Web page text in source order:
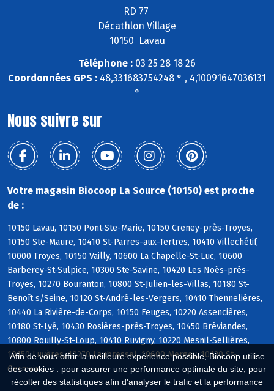
Afin de vous offrir la meilleure expérience possible, Biocoop utilise
des cookies : pour assurer une performance optimale du site, pour
récolter des statistiques afin d'analyser le trafic et la performance
RD 77
Décathlon Village
10150 Lavau
Téléphone : 03 25 28 18 26
Coordonnées GPS : 48,331683754248 ° , 4,10091647036131
°
Nous suivre sur
Votre magasin Biocoop La Source (10150) est proche
de :
10150 Lavau, 10150 Pont-Ste-Marie, 10150 Creney-près-Troyes,
10150 Ste-Maure, 10410 St-Parres-aux-Tertres, 10410 Villechétif,
10000 Troyes, 10150 Vailly, 10600 La Chapelle-St-Luc, 10600
Barberey-St-Sulpice, 10300 Ste-Savine, 10420 Les Noës-près-
Troyes, 10270 Bouranton, 10800 St-Julien-les-Villas, 10180 St-
Benoît s/Seine, 10120 St-André-les-Vergers, 10410 Thennelières,
10440 La Rivière-de-Corps, 10150 Feuges, 10220 Assencières,
10180 St-Lyé, 10430 Rosières-près-Troyes, 10450 Bréviandes,
10800 Rouilly-St-Loup, 10410 Ruvigny, 10220 Mesnil-Sellières,
10150 Luyères, 10270 Laubressel, 10600 Mergey, 10120 St-
Germain